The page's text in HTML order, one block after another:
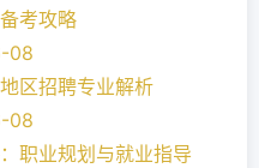
考攻略
08
区招聘专业解析
08
职业规划与就业指导